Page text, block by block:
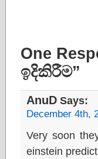
One
ඉදිකිරීම”
AnuD Says:
December 4th,
Very soon
einstein